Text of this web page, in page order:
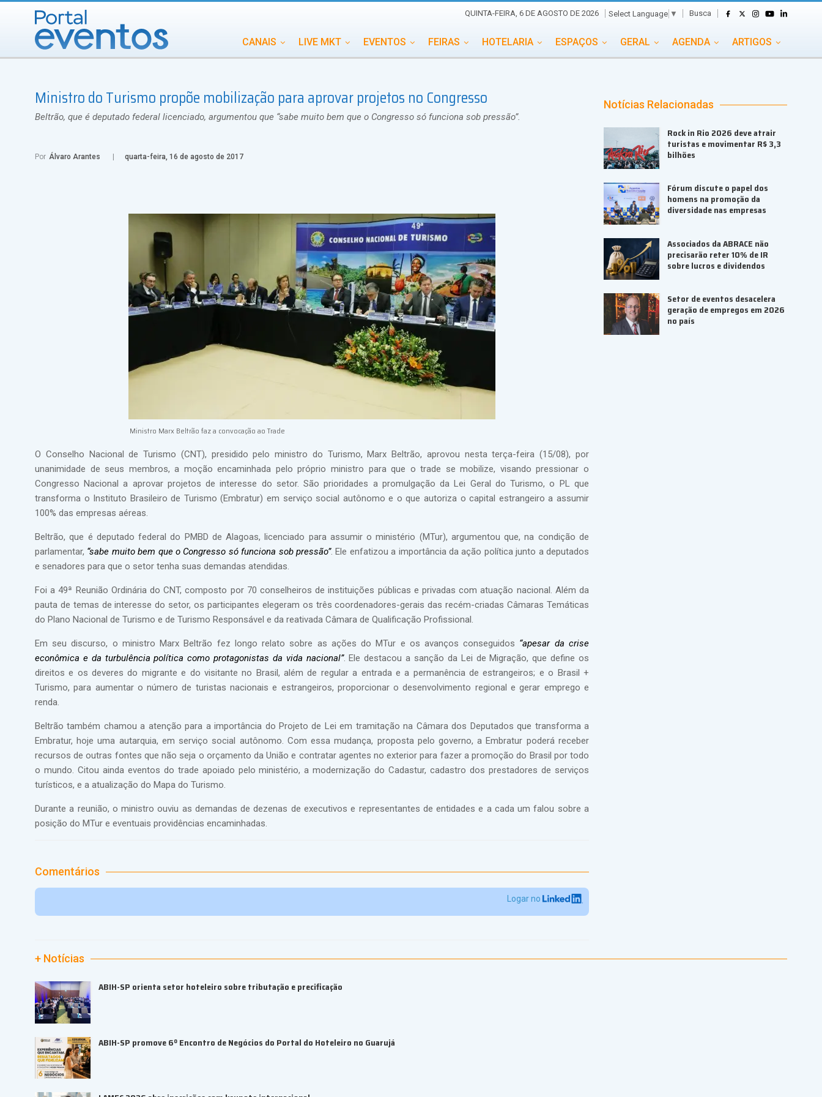
QUINTA-FEIRA, 6 DE AGOSTO DE 2026 Select Language ▼ Busca
CANAIS LIVE MKT EVENTOS FEIRAS HOTELARIA ESPAÇOS GERAL AGENDA ARTIGOS
INCENTIVOS INTERNACIONAL MEMORIAL DE EVENTOS PORTAL EVENTOS TV TRANSPORTES
TURISMO VAI E VEM
Ministro do Turismo propõe mobilização para aprovar projetos no Congresso
Beltrão, que é deputado federal licenciado, argumentou que “sabe muito bem que o Congresso só funciona sob pressão”.
Por Álvaro Arantes quarta-feira, 16 de agosto de 2017
Ministro Marx Beltrão faz a convocação ao Trade
O Conselho Nacional de Turismo (CNT), presidido pelo ministro do Turismo, Marx Beltrão, aprovou nesta terça-feira (15/08), por
unanimidade de seus membros, a moção encaminhada pelo próprio ministro para que o trade se mobilize, visando pressionar o
Congresso Nacional a aprovar projetos de interesse do setor. São prioridades a promulgação da Lei Geral do Turismo, o PL que
transforma o Instituto Brasileiro de Turismo (Embratur) em serviço social autônomo e o que autoriza o capital estrangeiro a assumir
100% das empresas aéreas.
Beltrão, que é deputado federal do PMBD de Alagoas, licenciado para assumir o ministério (MTur), argumentou que, na condição de
parlamentar, “sabe muito bem que o Congresso só funciona sob pressão”. Ele enfatizou a importância da ação política junto a deputados
e senadores para que o setor tenha suas demandas atendidas.
Foi a 49ª Reunião Ordinária do CNT, composto por 70 conselheiros de instituições públicas e privadas com atuação nacional. Além da
pauta de temas de interesse do setor, os participantes elegeram os três coordenadores-gerais das recém-criadas Câmaras Temáticas
do Plano Nacional de Turismo e de Turismo Responsável e da reativada Câmara de Qualificação Profissional.
Em seu discurso, o ministro Marx Beltrão fez longo relato sobre as ações do MTur e os avanços conseguidos “apesar da crise
econômica e da turbulência política como protagonistas da vida nacional”. Ele destacou a sanção da Lei de Migração, que define os
direitos e os deveres do migrante e do visitante no Brasil, além de regular a entrada e a permanência de estrangeiros; e o Brasil +
Turismo, para aumentar o número de turistas nacionais e estrangeiros, proporcionar o desenvolvimento regional e gerar emprego e
renda.
Beltrão também chamou a atenção para a importância do Projeto de Lei em tramitação na Câmara dos Deputados que transforma a
Embratur, hoje uma autarquia, em serviço social autônomo. Com essa mudança, proposta pelo governo, a Embratur poderá receber
recursos de outras fontes que não seja o orçamento da União e contratar agentes no exterior para fazer a promoção do Brasil por todo
o mundo. Citou ainda eventos do trade apoiado pelo ministério, a modernização do Cadastur, cadastro dos prestadores de serviços
turísticos, e a atualização do Mapa do Turismo.
Durante a reunião, o ministro ouviu as demandas de dezenas de executivos e representantes de entidades e a cada um falou sobre a
posição do MTur e eventuais providências encaminhadas.
Comentários
Logar no
Notícias Relacionadas
Rock in Rio 2026 deve atrair
turistas e movimentar R$ 3,3
bilhões
Fórum discute o papel dos
homens na promoção da
diversidade nas empresas
Associados da ABRACE não
precisarão reter 10% de IR
sobre lucros e dividendos
Setor de eventos desacelera
geração de empregos em 2026
no país
+ Notícias
ABIH-SP orienta setor hoteleiro sobre tributação e precificação
ABIH-SP promove 6º Encontro de Negócios do Portal do Hoteleiro no Guarujá